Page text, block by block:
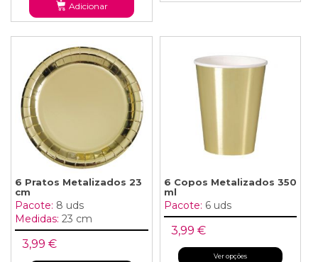
Adicionar
6 Pratos Metalizados 23
cm
Pacote: 8 uds
Medidas: 23 cm
3,99 €
6 Copos Metalizados 350
ml
Pacote: 6 uds
3,99 €
Ver opções